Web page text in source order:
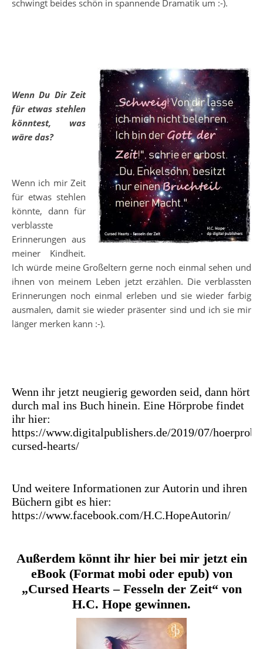
schwingt beides schön in spannende Dramatik um :-).
Wenn Du Dir Zeit
für etwas stehlen
könntest, was
wäre das?
Wenn ich mir Zeit
für etwas stehlen
könnte, dann für
verblasste
Erinnerungen aus
meiner Kindheit.
Ich würde meine Großeltern gerne noch einmal sehen und
ihnen von meinem Leben jetzt erzählen. Die verblassten
Erinnerungen noch einmal erleben und sie wieder farbig
ausmalen, damit sie wieder präsenter sind und ich sie mir
länger merken kann :-).
Wenn ihr jetzt neugierig geworden seid, dann hört
durch mal ins Buch hinein. Eine Hörprobe findet
ihr hier:
https://www.digitalpublishers.de/2019/07/
cursed-hearts/
Und weitere Informationen zur Autorin und ihren
Büchern gibt es hier:
https://www.facebook.com/H.C.HopeAutorin/
Außerdem könnt ihr hier bei mir jetzt ein
eBook (Format mobi oder epub) von
„Cursed Hearts – Fesseln der Zeit“ von
H.C. Hope gewinnen.